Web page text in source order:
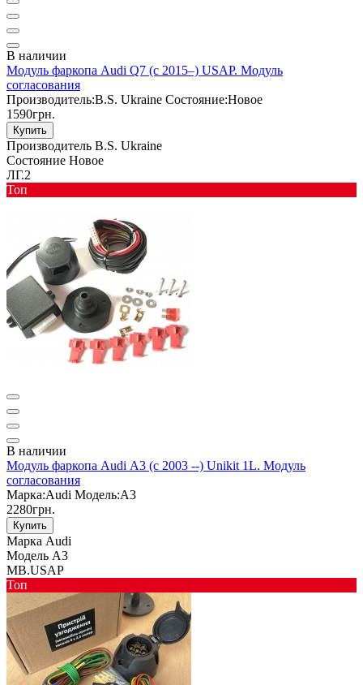
В наличии
Модуль фаркопа Audi Q7 (c 2015–) USAP. Модуль
согласования
Производитель:B.S. Ukraine Состояние:Новое
1590грн.
Купить
Производитель B.S. Ukraine
Состояние Новое
ЛГ.2
Toп
В наличии
Модуль фаркопа Audi А3 (с 2003 --) Unikit 1L. Модуль
согласования
Марка:Audi Модель:A3
2280грн.
Купить
Марка Audi
Модель A3
MB.USAP
Toп